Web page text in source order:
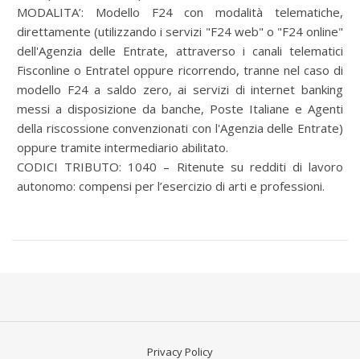
MODALITA’: Modello F24 con modalità telematiche,
direttamente (utilizzando i servizi "F24 web" o "F24 online"
dell'Agenzia delle Entrate, attraverso i canali telematici
Fisconline o Entratel oppure ricorrendo, tranne nel caso di
modello F24 a saldo zero, ai servizi di internet banking
messi a disposizione da banche, Poste Italiane e Agenti
della riscossione convenzionati con l'Agenzia delle Entrate)
oppure tramite intermediario abilitato.
CODICI TRIBUTO: 1040 – Ritenute su redditi di lavoro
autonomo: compensi per l’esercizio di arti e professioni.
Privacy Policy